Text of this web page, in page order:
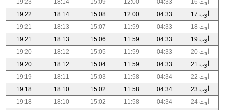
أوت 16
04:33
12:00
15:09
18:14
19:23
أوت 17
04:33
12:00
15:08
18:14
19:22
أوت 18
04:33
11:59
15:07
18:13
19:21
أوت 19
04:33
11:59
15:06
18:13
19:21
أوت 20
04:33
11:59
15:05
18:12
19:20
أوت 21
04:33
11:59
15:04
18:12
19:20
أوت 22
04:34
11:58
15:03
18:11
19:19
أوت 23
04:34
11:58
15:02
18:10
19:18
أوت 24
04:34
11:58
15:02
18:10
19:18